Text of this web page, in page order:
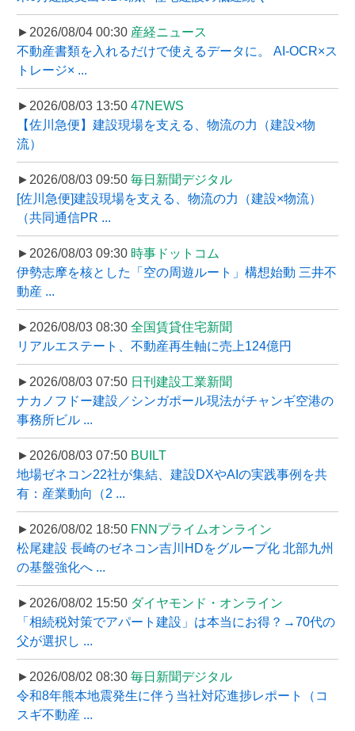
►2026/08/04 00:30 産経ニュース
不動産書類を入れるだけで使えるデータに。 AI-OCR×ス
トレージ× ...
►2026/08/03 13:50 47NEWS
【佐川急便】建設現場を支える、物流の力（建設×物
流）
►2026/08/03 09:50 毎日新聞デジタル
[佐川急便]建設現場を支える、物流の力（建設×物流）
（共同通信PR ...
►2026/08/03 09:30 時事ドットコム
伊勢志摩を核とした「空の周遊ルート」構想始動 三井不
動産 ...
►2026/08/03 08:30 全国賃貸住宅新聞
リアルエステート、不動産再生軸に売上124億円
►2026/08/03 07:50 日刊建設工業新聞
ナカノフドー建設／シンガポール現法がチャンギ空港の
事務所ビル ...
►2026/08/03 07:50 BUILT
地場ゼネコン22社が集結、建設DXやAIの実践事例を共
有：産業動向（2 ...
►2026/08/02 18:50 FNNプライムオンライン
松尾建設 長崎のゼネコン吉川HDをグループ化 北部九州
の基盤強化へ ...
►2026/08/02 15:50 ダイヤモンド・オンライン
「相続税対策でアパート建設」は本当にお得？→70代の
父が選択し ...
►2026/08/02 08:30 毎日新聞デジタル
令和8年熊本地震発生に伴う当社対応進捗レポート（コ
スギ不動産 ...